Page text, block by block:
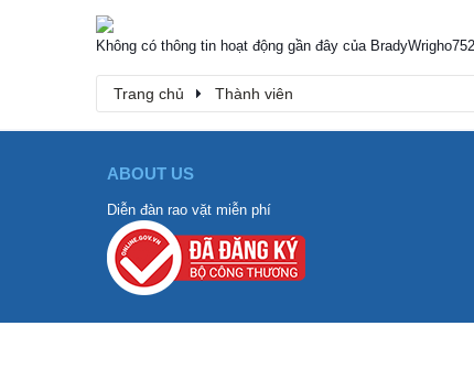
Không có thông tin hoạt động gần đây của
Trang chủ Thành viên
ABOUT US
Diễn đàn rao vặt miễn phí